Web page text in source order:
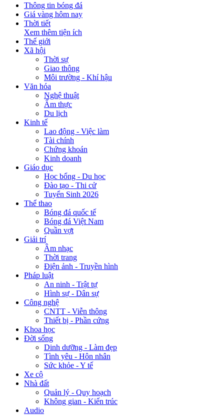
Thông tin bóng đá
Giá vàng hôm nay
Thời tiết
Xem thêm tiện ích
Thế giới
Xã hội
Thời sự
Giao thông
Môi trường - Khí hậu
Văn hóa
Nghệ thuật
Ẩm thực
Du lịch
Kinh tế
Lao động - Việc làm
Tài chính
Chứng khoán
Kinh doanh
Giáo dục
Học bổng - Du học
Đào tạo - Thi cử
Tuyển Sinh 2026
Thể thao
Bóng đá quốc tế
Bóng đá Việt Nam
Quần vợt
Giải trí
Âm nhạc
Thời trang
Điện ảnh - Truyền hình
Pháp luật
An ninh - Trật tự
Hình sự - Dân sự
Công nghệ
CNTT - Viễn thông
Thiết bị - Phần cứng
Khoa học
Đời sống
Dinh dưỡng - Làm đẹp
Tình yêu - Hôn nhân
Sức khỏe - Y tế
Xe cộ
Nhà đất
Quản lý - Quy hoạch
Không gian - Kiến trúc
Audio